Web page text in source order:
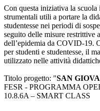
Con questa iniziativa la
strumentali utili a portare la
studentesse nei periodi di
seguito delle misure restrittive
dell’epidemia da COVID-19.
per studenti e studentesse, il
utilizzato nelle attività
Titolo progetto: "SAN
FESR - PROGRAMMA
10.8.6A – SMART CLASS